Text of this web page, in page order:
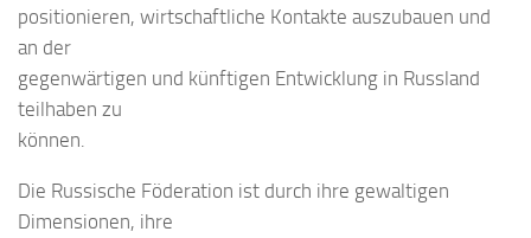
positionieren, wirtschaftliche Kontakte auszubauen und
an der
gegenwärtigen und künftigen Entwicklung in Russland
teilhaben zu
können.
Die Russische Föderation ist durch ihre gewaltigen
Dimensionen, ihre